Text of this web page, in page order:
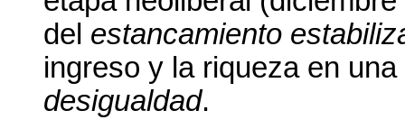
del estancamiento
ingreso y la riqueza en
desigualdad.